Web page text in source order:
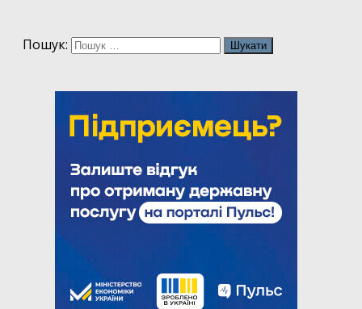
Пошук: